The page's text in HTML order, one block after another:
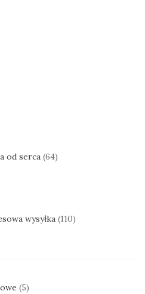
od serca (64)
wysyłka (110)
(5)